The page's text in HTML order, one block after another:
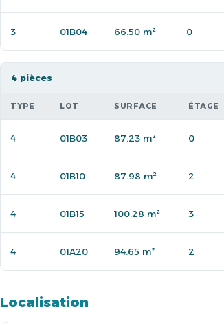
3 01B04 66.50 m² 0
4 pièces
TYPE LOT SURFACE ÉTAGE
4 01B03 87.23 m² 0
4 01B10 87.98 m² 2
4 01B15 100.28 m² 3
4 01A20 94.65 m² 2
Localisation